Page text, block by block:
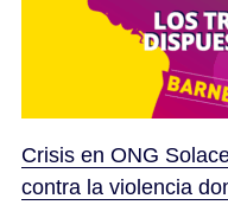
Crisis en ONG
contra la violencia